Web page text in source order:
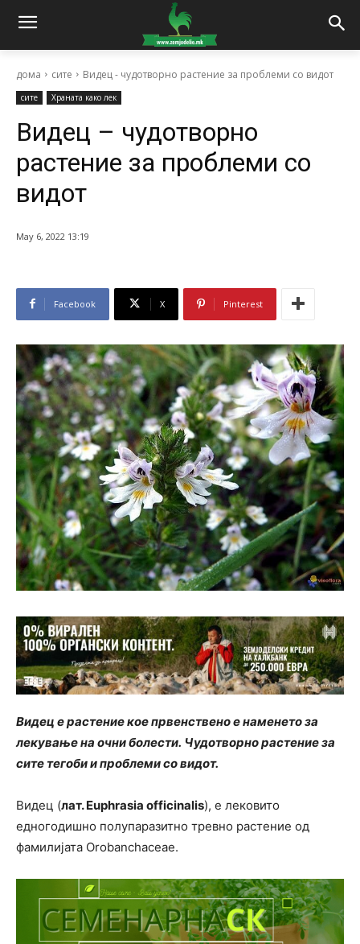
дома сите Видец - чудотворно растение за проблеми со видот
сите Храната како лек
Видец – чудотворно
растение за проблеми со
видот
May 6, 2022 13:19
Facebook X Pinterest
Видец е растение кое првенствено е наменето за
лекување на очни болести. Чудотворно растение за
сите тегоби и проблеми со видот.
Видец (лат. Euphrasia officinalis), е лековито
едногодишно полупаразитно тревно растение од
фамилијата Orobanchaceae.